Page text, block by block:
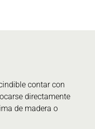
contar con
directamente
de madera o